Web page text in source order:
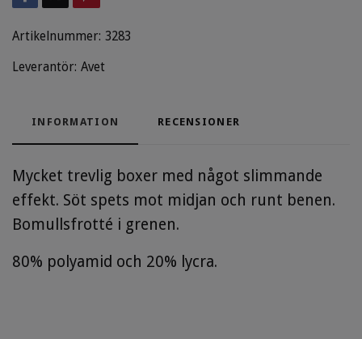
Artikelnummer: 3283
Leverantör: Avet
INFORMATION RECENSIONER
Mycket trevlig boxer med något slimmande
effekt. Söt spets mot midjan och runt benen.
Bomullsfrotté i grenen.
80% polyamid och 20% lycra.